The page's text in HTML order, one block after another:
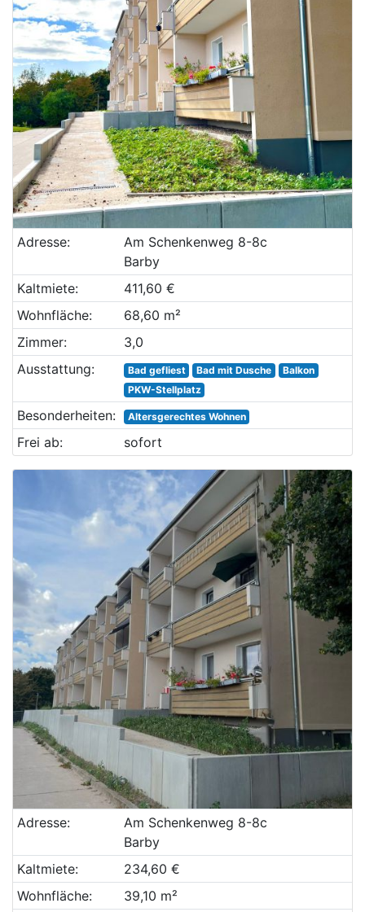
Adresse:
Am Schenkenweg 8-8c
Barby
Kaltmiete:
411,60 €
Wohnfläche:
68,60 m²
Zimmer:
3,0
Ausstattung:
Bad gefliest Bad mit Dusche
Balkon
PKW-Stellplatz
Besonderheiten: Altersgerechtes Wohnen
Frei ab: sofort
Adresse:
Am Schenkenweg 8-8c
Barby
Kaltmiete:
234,60 €
Wohnfläche:
39,10 m²